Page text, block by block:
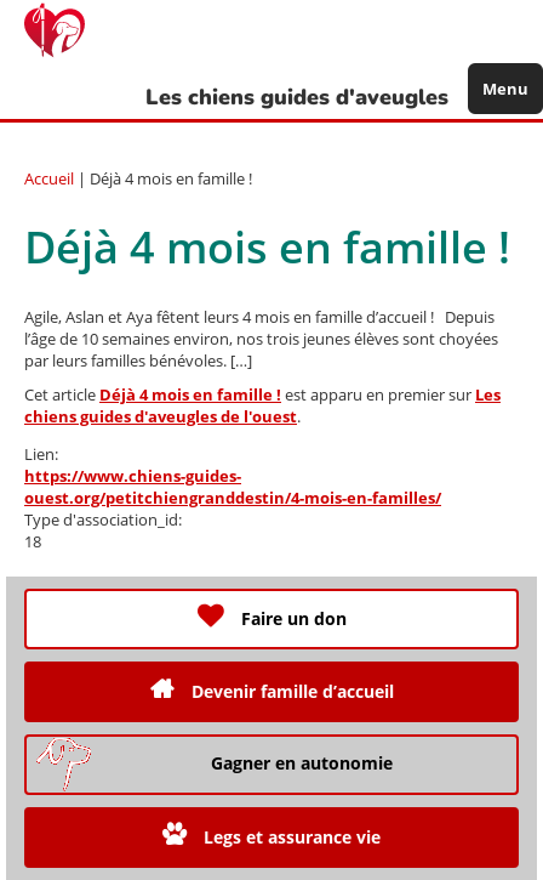
Aller
contenu
Les chiens guides d'aveugles Menu
Accueil | Déjà 4 mois en famille !
Déjà 4 mois en famille !
Agile, Aslan et Aya fêtent leurs 4 mois en famille d’accueil ! Depuis
l’âge de 10 semaines environ, nos trois jeunes élèves sont choyées
par leurs familles bénévoles. […]
Cet article Déjà 4 mois en famille ! est apparu en premier sur Les
chiens guides d'aveugles de l'ouest.
Lien:
https://www.chiens-guides-
ouest.org/petitchiengranddestin/4-mois-en-familles/
Type d'association_id:
18
Faire un don
Devenir famille d’accueil
Gagner en autonomie
Legs et assurance vie